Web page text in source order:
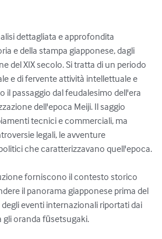
dettagliata e approfondita
e della stampa giapponese, dagli
del XIX secolo. Si tratta di un periodo
e di fervente attività intellettuale e
il passaggio dal feudalesimo dell'era
dell'epoca Meiji. Il saggio
tecnici e commerciali, ma
legali, le avventure
che caratterizzavano quell'epoca.
forniscono il contesto storico
il panorama giapponese prima del
eventi internazionali riportati dai
gli oranda fūsetsugaki.